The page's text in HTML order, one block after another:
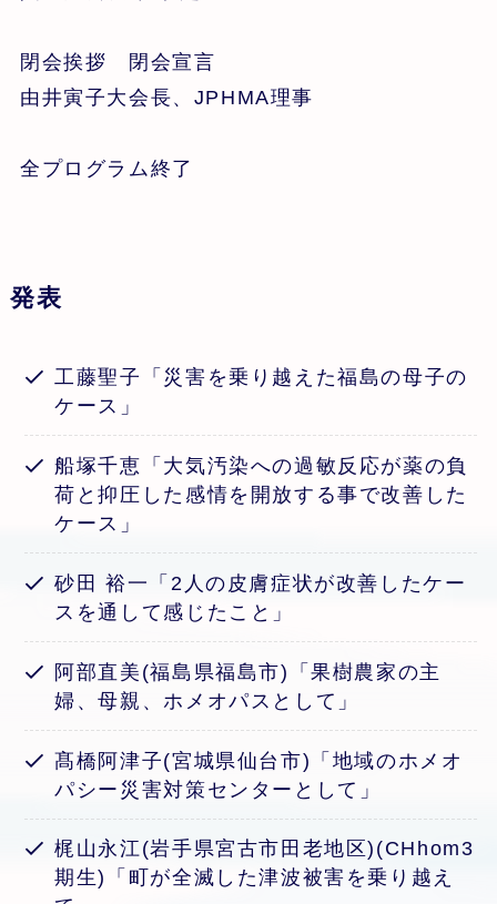
閉会挨拶 閉会宣言
由井寅子大会長、JPHMA理事
全プログラム終了
発表
工藤聖子「災害を乗り越えた福島の母子の
ケース」
船塚千恵「大気汚染への過敏反応が薬の負
荷と抑圧した感情を開放する事で改善した
ケース」
砂田 裕一「2人の皮膚症状が改善したケー
スを通して感じたこと」
阿部直美(福島県福島市)「果樹農家の主
婦、母親、ホメオパスとして」
髙橋阿津子(宮城県仙台市)「地域のホメオ
パシー災害対策センターとして」
梶山永江(岩手県宮古市田老地区)(CHhom3
期生)「町が全滅した津波被害を乗り越え